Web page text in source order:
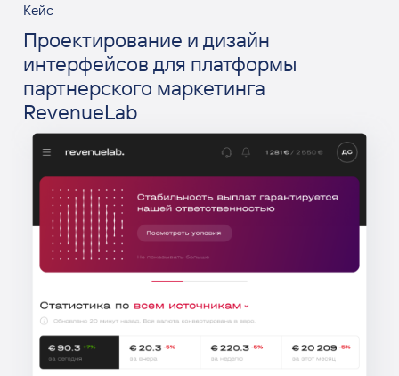
Кейс
Проектирование и дизайн
интерфейсов для платформы
партнерского маркетинга
RevenueLab